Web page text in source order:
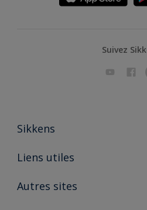
Suivez
Sikkens
A propos de Sikkens
Liens utiles
Ouvrir un magasin PASS
Autres sites